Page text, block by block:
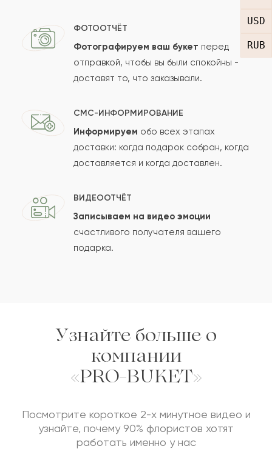
USD
RUB
Отзыв
Сколько будет
Отзыв будет опубликован после проверки.
Проверяем на спам.
ФОТООТЧЁТ
Фотографируем ваш букет перед
отправкой, чтобы вы были спокойны -
доставят то, что заказывали.
СМС-ИНФОРМИРОВАНИЕ
Информируем обо всех этапах
доставки: когда подарок собран, когда
доставляется и когда доставлен.
ВИДЕООТЧЁТ
Записываем на видео эмоции
счастливого получателя вашего
подарка.
Узнайте больше о
компании
«PRO-BUKET»
Посмотрите короткое 2-х минутное видео и
узнайте, почему 90% флористов хотят
работать именно у нас